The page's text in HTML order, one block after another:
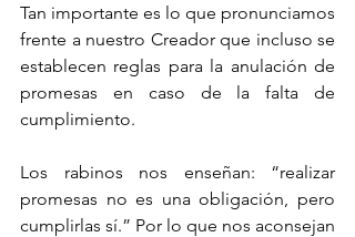
Tan importante es lo que pronunciamos
frente a nuestro Creador que incluso se
establecen reglas para la anulación de
promesas en caso de la falta de
cumplimiento.
Los rabinos nos enseñan: “realizar
promesas no es una obligación, pero
cumplirlas sí.” Por lo que nos aconsejan